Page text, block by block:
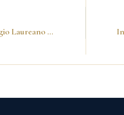
Inauguración Colegio Laureano Gómez. 20 de mayo de 1989